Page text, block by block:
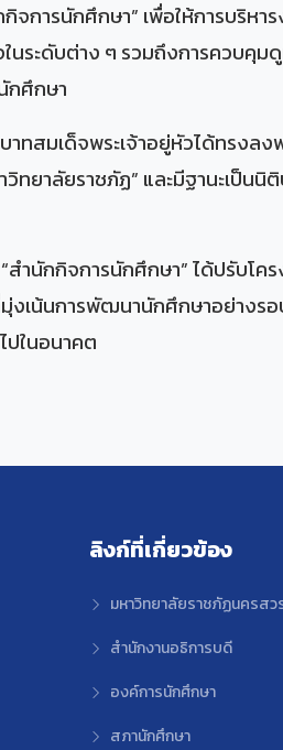
การนักศึกษา” เพื่อให้การบริห
ระดับต่าง ๆ รวมถึงการควบคุม
กศึกษา
าทสมเด็จพระเจ้าอยู่หัวได้ทรง
าวิทยาลัยราชภัฏ” และมีฐานะเ
สำนักกิจการนักศึกษา” ได้ปรับ
งเน้นการพัฒนานักศึกษาอย่างร
ในอนาคต
ลิงก์ที่เกี่ยวข้อง
มหาวิทยาลัยราชภัฏนครสว
สำนักงานอธิการบดี
องค์การนักศึกษา
สภานักศึกษา